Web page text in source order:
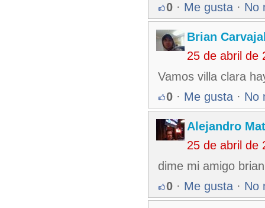
0 · Me gusta · No
Brian
25 de abril de
Vamos villa clara
0 · Me gusta · No
Alejandro
25 de abril de
dime mi amigo
0 · Me gusta · No